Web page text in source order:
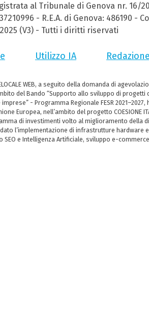
al Tribunale di Genova nr. 16/
- R.E.A. di Genova: 486190 -
(V3) - Tutti i diritti riservati
Utilizzo IA Redazione
WEB, a seguito della domanda di
del Bando “Supporto allo sviluppo di
imprese” - Programma Regionale FESR
Europea, nell’ambito del progetto COESIONE
di investimenti volto al miglioramento della
l’implementazione di infrastrutture hardware
SEO e Intelligenza Artificiale, sviluppo e-commerce